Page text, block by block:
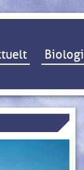
Biologi